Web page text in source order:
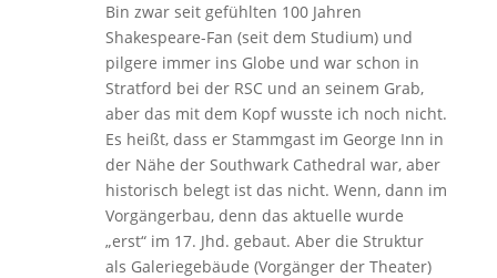
Bin zwar seit gefühlten 100 Jahren
Shakespeare-Fan (seit dem Studium) und
pilgere immer ins Globe und war schon in
Stratford bei der RSC und an seinem Grab,
aber das mit dem Kopf wusste ich noch nicht.
Es heißt, dass er Stammgast im George Inn in
der Nähe der Southwark Cathedral war, aber
historisch belegt ist das nicht. Wenn, dann im
Vorgängerbau, denn das aktuelle wurde
„erst“ im 17. Jhd. gebaut. Aber die Struktur
als Galeriegebäude (Vorgänger der Theater)